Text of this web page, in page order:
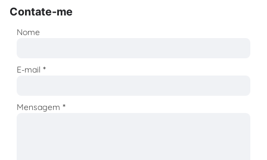
Contate-me
Nome
E-mail*
Mensagem*